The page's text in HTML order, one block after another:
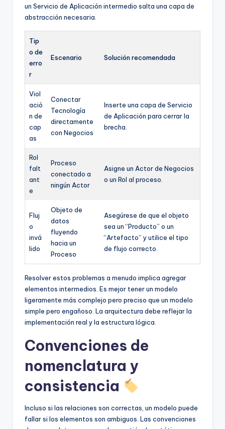
un Servicio de Aplicación intermedio salta una capa de
abstracción necesaria.
Tip
o de
erro
r
Escenario Solución recomendada
Viol
ació
n de
cap
as
Conectar
Tecnología
directamente
con Negocios
Inserte una capa de Servicio
de Aplicación para cerrar la
brecha.
Rol
falt
ant
e
Proceso
conectado a
ningún Actor
Asigne un Actor de Negocios
o un Rol al proceso.
Fluj
o
invá
lido
Objeto de
datos
fluyendo
hacia un
Proceso
Asegúrese de que el objeto
sea un “Producto” o un
“Artefacto” y utilice el tipo
de flujo correcto.
Resolver estos problemas a menudo implica agregar
elementos intermedios. Es mejor tener un modelo
ligeramente más complejo pero preciso que un modelo
simple pero engañoso. La arquitectura debe reflejar la
implementación real y la estructura lógica.
Convenciones de
nomenclatura y
consistencia
Incluso si las relaciones son correctas, un modelo puede
fallar si los elementos son ambiguos. Las convenciones